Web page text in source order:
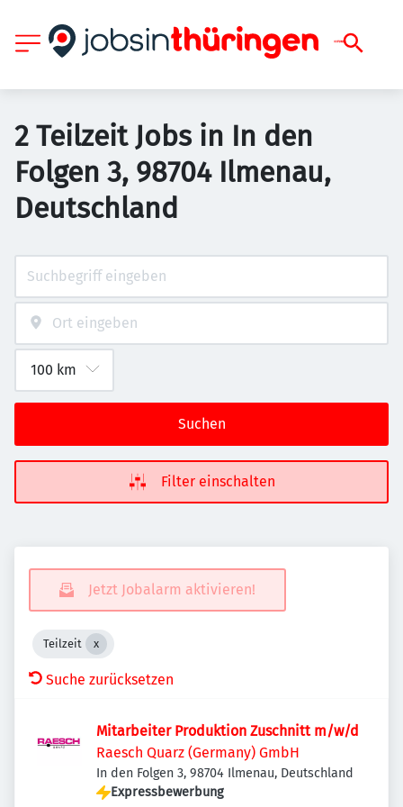
2 Teilzeit Jobs in In den
Folgen 3, 98704 Ilmenau,
Deutschland
Suchen
Filter einschalten
Jetzt Jobalarm aktivieren!
Teilzeit
Suche zurücksetzen
Mitarbeiter Produktion Zuschnitt m/w/d
Raesch Quarz (Germany) GmbH
In den Folgen 3, 98704 Ilmenau, Deutschland
Expressbewerbung